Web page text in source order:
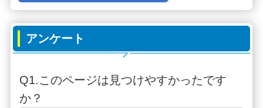
アンケート
Q1.このページは見つけやすかったです
か？